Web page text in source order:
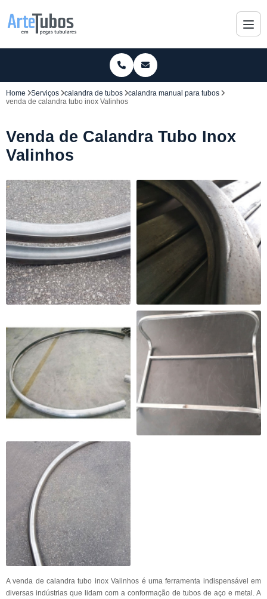
Home Serviços calandra de tubos
calandra manual para tubos
venda de calandra tubo inox Valinhos
Venda de Calandra Tubo Inox
Valinhos
A venda de calandra tubo inox Valinhos é uma ferramenta indispensável em
diversas indústrias que lidam com a conformação de tubos de aço e metal. A